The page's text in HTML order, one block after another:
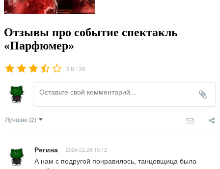
Отзывы про событие спектакль
«Парфюмер»
3.8 /36
Лучшие (2)
Регина 2024.02.28 10:12
А нам с подругой понравилось, танцовщица была